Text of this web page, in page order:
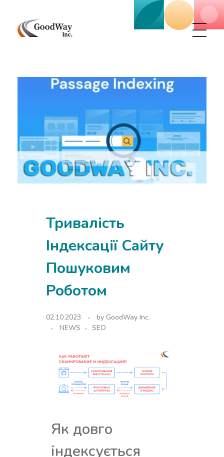
Тривалість
Індексації Сайту
Пошуковим
Роботом
02.10.2023 by GoodWay Inc.
NEWS
SEO
Як довго
індексується